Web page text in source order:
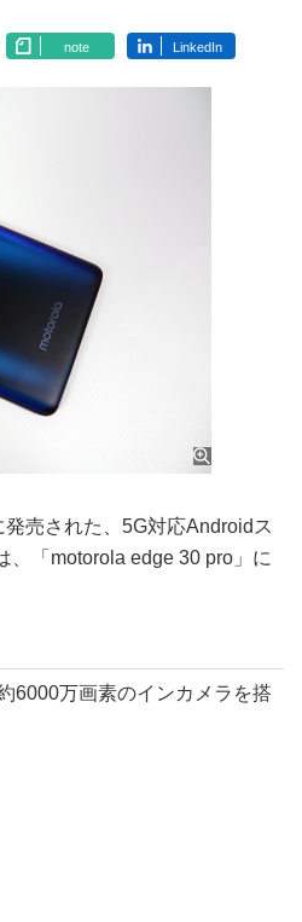
note LinkedIn
売された、5G対応Androidス
、「motorola edge 30 pro」に
6000万画素のインカメラを搭